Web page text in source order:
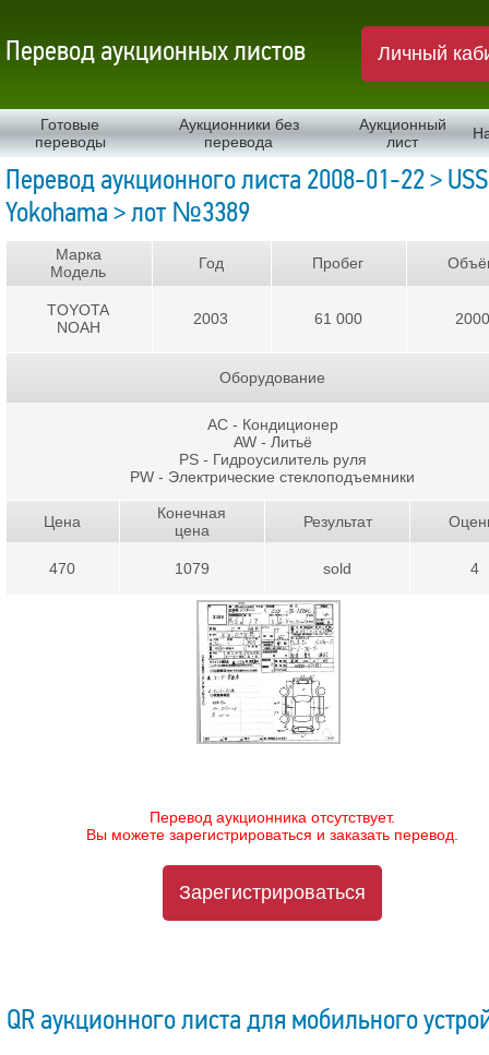
Перевод аукционных листов Личный
Готовые
переводы
Аукционники без
перевода
Аукционный
лист
Перевод аукционного листа 2008-01-22 > USS
Yokohama > лот №3389
Марка
Модель
TOYOTA
NOAH
Год
2003
Пробег
61 000
Оборудование
AC - Кондиционер
AW - Литьё
PS - Гидроусилитель руля
PW - Электрические стеклоподъемники
Цена
470
Конечная
цена
1079
Результат
sold 4
Перевод аукционника отсутствует.
Вы можете зарегистрироваться и заказать перевод.
Зарегистрироваться
QR аукционного листа для мобильного